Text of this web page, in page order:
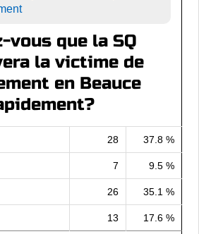
vous que la SQ
la victime de
en Beauce
28 37.8 %
7 9.5 %
26 35.1 %
13 17.6 %